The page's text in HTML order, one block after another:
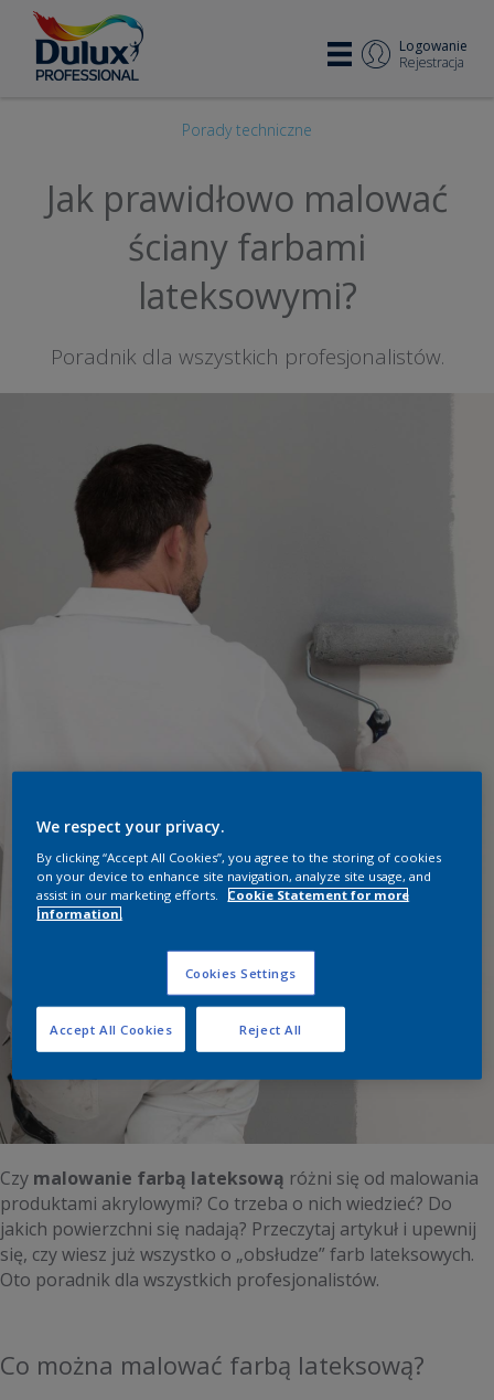
Logowanie
Rejestracja
Porady techniczne
Jak prawidłowo malować
ściany farbami
lateksowymi?
Poradnik dla wszystkich profesjonalistów.
“Czy malowanie farbą lateksową różni się
Czy malowanie farbą lateksową różni się od malowania
produktami akrylowymi? Co trzeba o nich wiedzieć? Do
jakich powierzchni się nadają? Przeczytaj artykuł i upewnij
się, czy wiesz już wszystko o „obsłudze” farb lateksowych.
Oto poradnik dla wszystkich profesjonalistów.
Co można malować farbą lateksową?
We respect your privacy.
By clicking “Accept All Cookies”, you agree to the storing of cookies
on your device to enhance site navigation, analyze site usage, and
assist in our marketing efforts.
Cookie Statement for more
information.
Cookies Settings
Reject All
Accept All Cookies